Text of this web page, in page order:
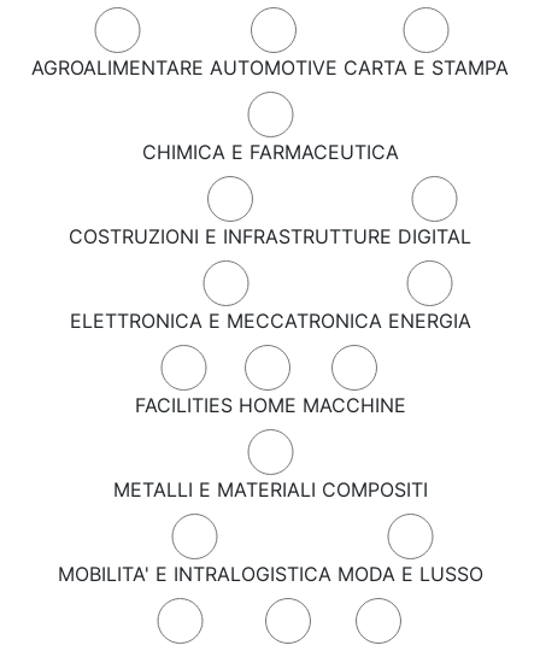
AGROALIMENTARE AUTOMOTIVE CARTA E STAMPA
CHIMICA E FARMACEUTICA
COSTRUZIONI E INFRASTRUTTURE DIGITAL
ELETTRONICA E MECCATRONICA ENERGIA
FACILITIES HOME MACCHINE
METALLI E MATERIALI COMPOSITI
MOBILITA' E INTRALOGISTICA MODA E LUSSO